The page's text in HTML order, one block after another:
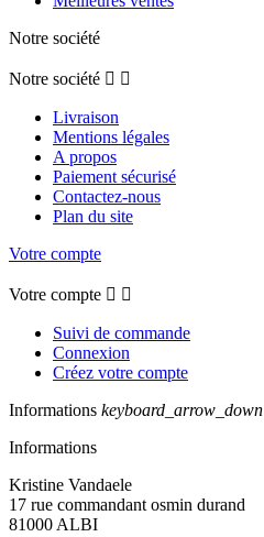
Notre société
Notre société  
Livraison
Mentions légales
A propos
Paiement sécurisé
Contactez-nous
Plan du site
Votre compte
Votre compte  
Suivi de commande
Connexion
Créez votre compte
Informations keyboard_arrow_down
Informations
Kristine Vandaele
17 rue commandant osmin durand
81000 ALBI